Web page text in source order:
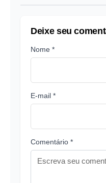
Deixe seu
Nome *
E-mail *
Comentário *